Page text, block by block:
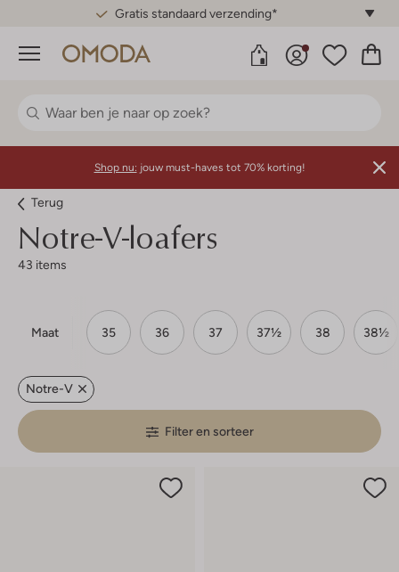
Gratis standaard verzending*
Menu
Shop nu: jouw must-haves tot 70% korting!
Terug
Notre-V-loafers
43 items
Maat 35 36 37 37½ 38 38½
Notre-V
Filter en sorteer